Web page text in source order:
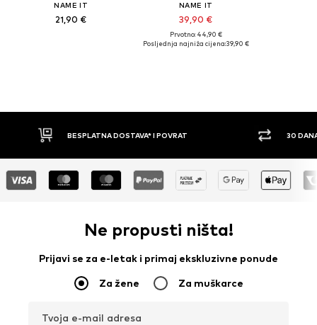
NAME IT
21,90 €
NAME IT
39,90 €
Prvotno: 44,90 €
Posljednja najniža cijena:39,90 €
BESPLATNA DOSTAVA* I POVRAT 30 DANA PRAVO NA
Ne propusti ništa!
Prijavi se za e-letak i primaj ekskluzivne ponude
Za žene Za muškarce
Tvoja e-mail adresa